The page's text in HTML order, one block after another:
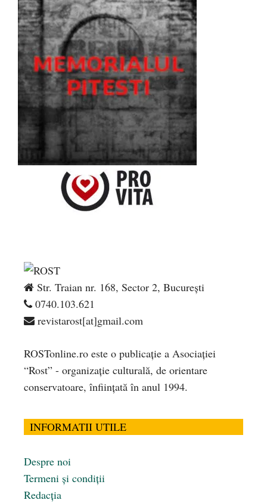
Str. Traian nr. 168, Sector 2, București
0740.103.621
revistarost[at]gmail.com
ROSTonline.ro este o publicaţie a Asociaţiei
“Rost” - organizaţie culturală, de orientare
conservatoare, înfiinţată în anul 1994.
INFORMATII UTILE
Despre noi
Termeni și condiții
Redacția